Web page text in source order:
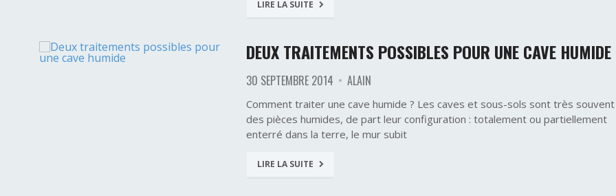
LIRE LA SUITE
DEUX TRAITEMENTS POSSIBLES POUR UNE CAVE HUMIDE
30 SEPTEMBRE 2014 ALAIN
Comment traiter une cave humide ? Les caves et sous-sols sont très souvent
des pièces humides, de part leur configuration : totalement ou partiellement
enterré dans la terre, le mur subit
LIRE LA SUITE